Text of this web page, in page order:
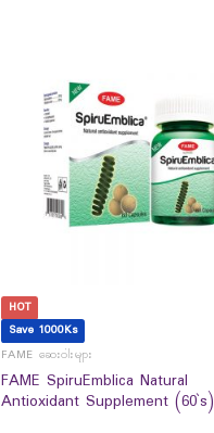
HOT
Save 1000Ks
FAME ဆေးဝါးများ
FAME SpiruEmblica Natural
Antioxidant Supplement (60`s)